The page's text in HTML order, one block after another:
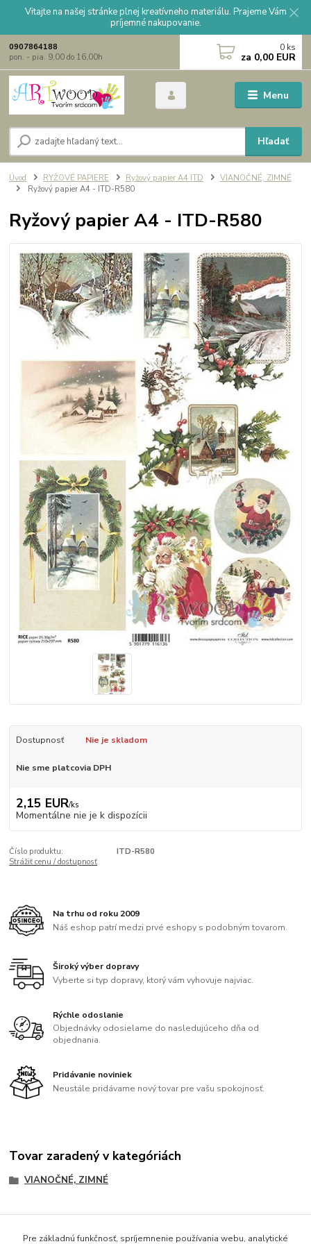
Vitajte na našej stránke plnej kreatívneho materiálu. Prajeme Vám
príjemné nakupovanie.
Menu
Hľadať
0907864188
pon. - pia. 9,00 do 16,00h
0 ks
za 0,00 EUR
Úvod RYŽOVÉ PAPIERE Ryžový papier A4 ITD
VIANOČNÉ, ZIMNÉ
Ryžový papier A4 - ITD-R580
Ryžový papier A4 - ITD-R580
Dostupnosť Nie je skladom
Nie sme platcovia DPH
2,15 EUR/ks
Momentálne nie je k dispozícii
Číslo produktu:
ITD-R580
Strážiť cenu / dostupnosť
Na trhu od roku 2009
Náš eshop patrí medzi prvé eshopy s podobným tovarom.
Široký výber dopravy
Vyberte si typ dopravy, ktorý vám vyhovuje najviac.
Rýchle odoslanie
Objednávky odosielame do nasledujúceho dňa od
objednania.
Pridávanie noviniek
Neustále pridávame nový tovar pre vašu spokojnosť.
Tovar zaradený v kategóriách
VIANOČNÉ, ZIMNÉ
Pre základnú funkčnosť, spríjemnenie používania webu, analytické